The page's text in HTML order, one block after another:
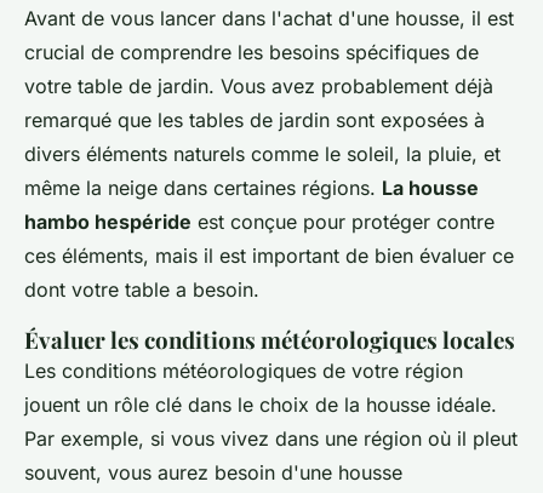
Avant de vous lancer dans l'achat d'une housse, il est
crucial de comprendre les besoins spécifiques de
votre table de jardin. Vous avez probablement déjà
remarqué que les tables de jardin sont exposées à
divers éléments naturels comme le soleil, la pluie, et
même la neige dans certaines régions. La housse
hambo hespéride est conçue pour protéger contre
ces éléments, mais il est important de bien évaluer ce
dont votre table a besoin.
Évaluer les conditions météorologiques locales
Les conditions météorologiques de votre région
jouent un rôle clé dans le choix de la housse idéale.
Par exemple, si vous vivez dans une région où il pleut
souvent, vous aurez besoin d'une housse